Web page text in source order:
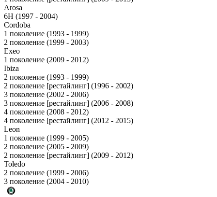
Arosa
6H (1997 - 2004)
Cordoba
1 поколение (1993 - 1999)
2 поколение (1999 - 2003)
Exeo
1 поколение (2009 - 2012)
Ibiza
2 поколение (1993 - 1999)
2 поколение [рестайлинг] (1996 - 2002)
3 поколение (2002 - 2006)
3 поколение [рестайлинг] (2006 - 2008)
4 поколение (2008 - 2012)
4 поколение [рестайлинг] (2012 - 2015)
Leon
1 поколение (1999 - 2005)
2 поколение (2005 - 2009)
2 поколение [рестайлинг] (2009 - 2012)
Toledo
2 поколение (1999 - 2006)
3 поколение (2004 - 2010)